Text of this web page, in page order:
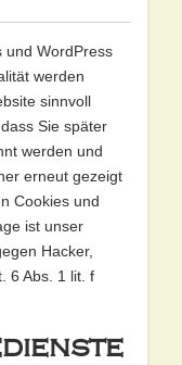
und WordPress
werden
sinnvoll
Sie später
werden und
erneut gezeigt
Cookies und
ist unser
Hacker,
6 Abs. 1 lit. f